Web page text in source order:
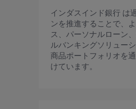
インダスインド銀行 は
ンを推進することで、
ス、パーソナルローン
ルバンキングソリュー
商品ポートフォリオを
けています。